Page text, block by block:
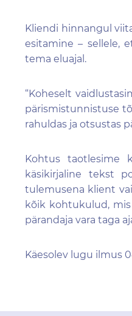
Kliendi hinnangul
esitamine – sellele,
tema eluajal.
“Koheselt
pärismistunnistuse
rahuldas ja otsustas
Kohtus taotlesime
käsikirjaline tekst
tulemusena klient
kõik kohtukulud,
pärandaja vara taga
Käesolev lugu ilmus